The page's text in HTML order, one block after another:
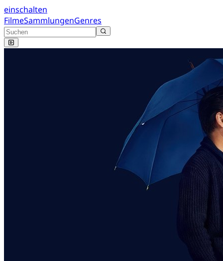
einschalten
FilmeSammlungenGenres